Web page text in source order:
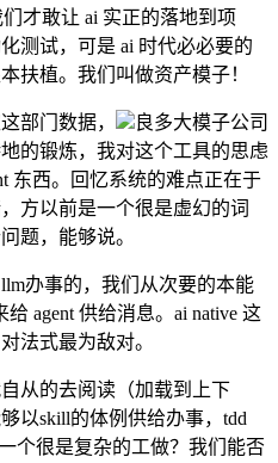
才敢让 ai 实正的落地到项
测试，可是 ai 时代必必要的
扶植。我们叫做资产模子！
门数据，
良多大模子公司
的锻炼，我对这个工具的思虑
东西。回忆系统的难点正在于
方以前是一个很是虚幻的词
题，能够说。
办事的，我们从次要的本能
agent 供给消息。ai native 这
法式最为敌对。
的去阅读（加载到上下
以skill的体例供给办事，tdd
个很是复杂的工做？我们能否